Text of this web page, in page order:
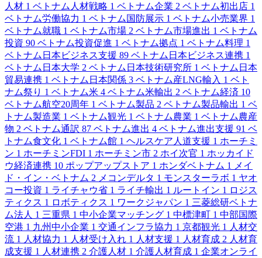
人材 1 ベトナム人材戦略 1 ベトナム企業 2 ベトナム初出店 1
ベトナム労働協力 1 ベトナム国防展示 1 ベトナム小売業界 1
ベトナム就職 1 ベトナム市場 2 ベトナム市場進出 1 ベトナム
投資 90 ベトナム投資促進 1 ベトナム拠点 1 ベトナム料理 1
ベトナム日本ビジネス支援 89 ベトナム日本ビジネス連携 1
ベトナム日本大学 2 ベトナム日本技術研究所 1 ベトナム日本
貿易連携 1 ベトナム日本関係 3 ベトナム産LNG輸入 1 ベト
ナム祭り 1 ベトナム米 4 ベトナム米輸出 2 ベトナム経済 10
ベトナム航空20周年 1 ベトナム製品 2 ベトナム製品輸出 1 ベ
トナム製造業 1 ベトナム観光 1 ベトナム農業 1 ベトナム農産
物 2 ベトナム通訳 87 ベトナム進出 4 ベトナム進出支援 91 ベ
トナム食文化 1 ベトナム館 1 ヘルスケア人道支援 1 ホーチミ
ン 1 ホーチミンFDI 1 ホーチミン市 2 ホイ次官 1 ホッカイド
ウ経済連携 10 ポップアップストア 1 ホンダベトナム 1
メイ
ド・イン・ベトナム 2 メコンデルタ 1 モンスターラボ 1 ヤオ
コー投資 1 ライチャウ省 1 ライチ輸出 1 ルートイン 1 ロジス
ティクス 1 ロボティクス 1 ワークジャパン 1 三菱総研ベトナ
ム法人 1 三重県 1 中小企業マッチング 1 中標津町 1 中部国際
空港 1 九州中小企業 1 交通インフラ協力 1 京都観光 1 人材交
流 1 人材協力 1 人材受け入れ 1 人材支援 1 人材育成 2 人材育
成支援 1 人材連携 2 介護人材 1 介護人材育成 1 企業オンライ